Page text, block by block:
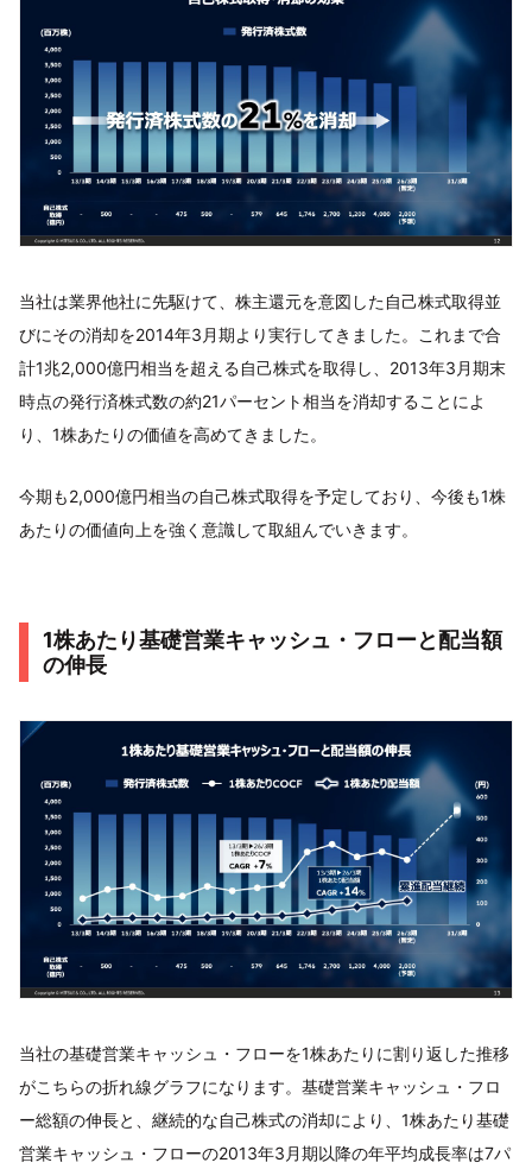
当社は業界他社に先駆けて、株主還元を意図した自己株式取得並
びにその消却を2014年3月期より実行してきました。これまで合
計1兆2,000億円相当を超える自己株式を取得し、2013年3月期末
時点の発行済株式数の約21パーセント相当を消却することによ
り、1株あたりの価値を高めてきました。
今期も2,000億円相当の自己株式取得を予定しており、今後も1株
あたりの価値向上を強く意識して取組んでいきます。
1株あたり基礎営業キャッシュ・フローと配当額
の伸長
当社の基礎営業キャッシュ・フローを1株あたりに割り返した推移
がこちらの折れ線グラフになります。基礎営業キャッシュ・フロ
ー総額の伸長と、継続的な自己株式の消却により、1株あたり基礎
営業キャッシュ・フローの2013年3月期以降の年平均成長率は7パ